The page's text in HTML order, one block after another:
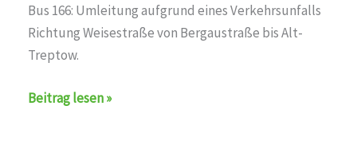
Bus 166: Umleitung aufgrund eines Verkehrsunfalls
Richtung Weisestraße von Bergaustraße bis Alt-
Treptow.
Umleitung
Beitrag lesen »